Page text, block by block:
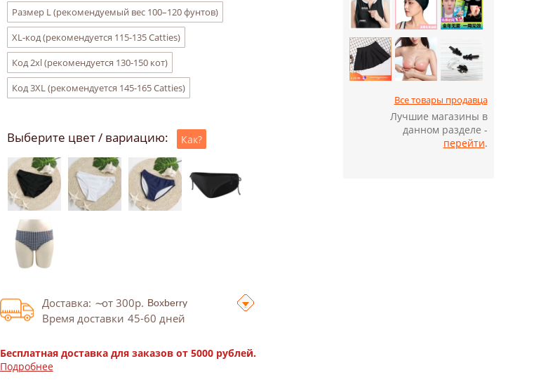
Размер L (рекомендуемый вес 100–120 фунтов)
XL-код (рекомендуется 115-135 Catties)
Код 2xl (рекомендуется 130-150 кот)
Код 3XL (рекомендуется 145-165 Catties)
Выберите цвет / вариацию: Как?
Доставка: от 300р.
Время доставки 45-60 дней
Бесплатная доставка для заказов от 5000 рублей.
Подробнее
Все товары продавца
Лучшие магазины в
данном разделе -
перейти.